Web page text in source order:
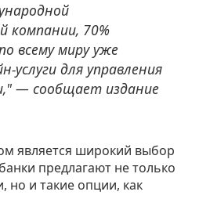
компании, 70%
всему миру уже
услуги для управления
— сообщает издание
является широкий выбор
предлагают не только
но и такие опции, как